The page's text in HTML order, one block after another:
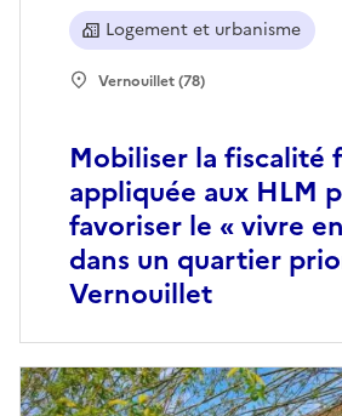
Mobiliser la fiscalité
appliquée aux HLM
favoriser le « vivre
dans un quartier
Vernouillet
Logement et urbanisme
Vernouillet (78)